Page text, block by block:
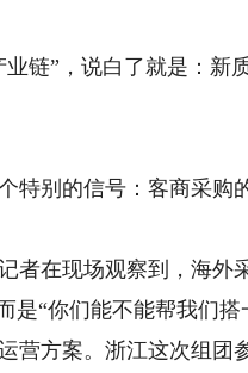
链”，说白了就是：新
别的信号：客商采购
在现场观察到，海外
“你们能不能帮我们搭
方案。浙江这次组团